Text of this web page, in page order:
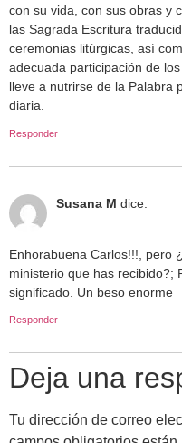
con su vida, con sus obras y
las Sagrada Escritura
ceremonias litúrgicas, así
adecuada participación de
lleve a nutrirse de la Palabra
diaria.
Responder
Susana M dice:
Enhorabuena Carlos!!!, pero
ministerio que has recibido?;
significado. Un beso enorme
Responder
Deja una
Tu dirección de correo